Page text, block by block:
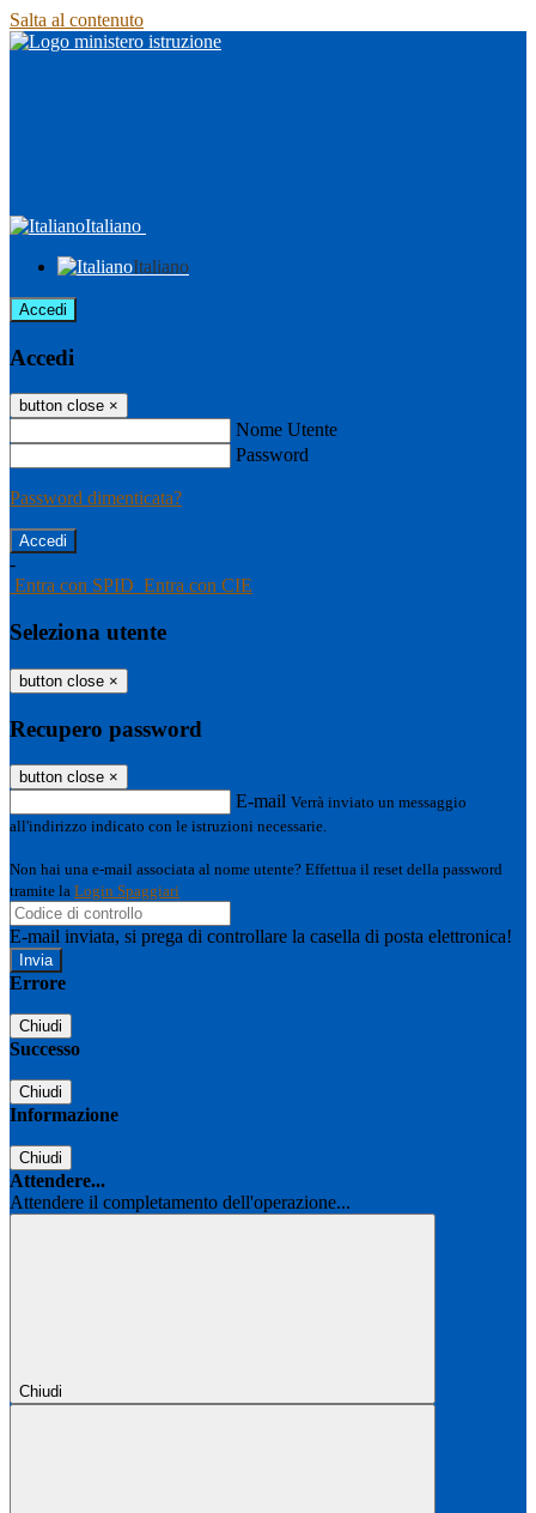
Salta al contenuto
Italiano
Italiano
Accedi
Accedi
button close ×
Nome Utente
Password
Password dimenticata?
-
Entra con SPID Entra con CIE
Seleziona utente
button close ×
Recupero password
button close ×
E-mail Verrà inviato un messaggio
all'indirizzo indicato con le istruzioni necessarie.
Non hai una e-mail associata al nome utente? Effettua il reset della password
tramite la Login Spaggiari
E-mail inviata, si prega di controllare la casella di posta elettronica!
Errore
Chiudi
Successo
Chiudi
Informazione
Chiudi
Attendere...
Attendere il completamento dell'operazione...
Chiudi